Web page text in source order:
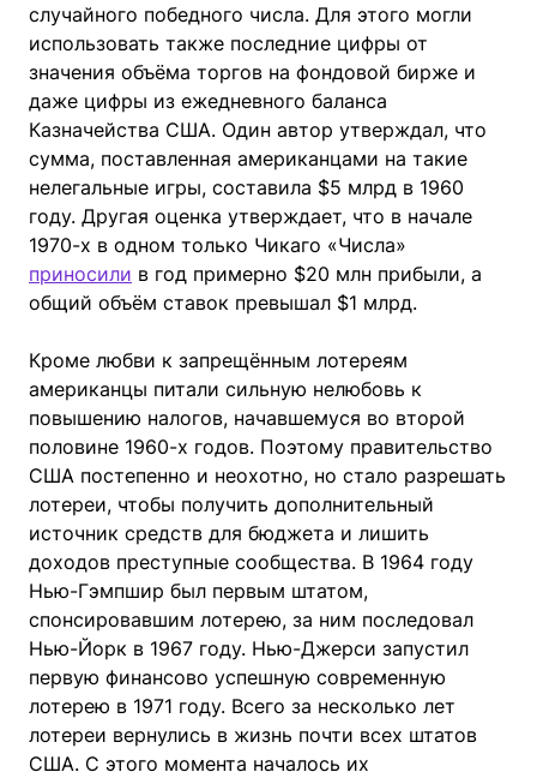
случайного победного числа. Для этого могли
использовать также последние цифры от
значения объёма торгов на фондовой бирже и
даже цифры из ежедневного баланса
Казначейства США. Один автор утверждал, что
сумма, поставленная американцами на такие
нелегальные игры, составила $5 млрд в 1960
году. Другая оценка утверждает, что в начале
1970-х в одном только Чикаго «Числа»
приносили в год примерно $20 млн прибыли, а
общий объём ставок превышал $1 млрд.
Кроме любви к запрещённым лотереям
американцы питали сильную нелюбовь к
повышению налогов, начавшемуся во второй
половине 1960-х годов. Поэтому правительство
США постепенно и неохотно, но стало разрешать
лотереи, чтобы получить дополнительный
источник средств для бюджета и лишить
доходов преступные сообщества. В 1964 году
Нью-Гэмпшир был первым штатом,
спонсировавшим лотерею, за ним последовал
Нью-Йорк в 1967 году. Нью-Джерси запустил
первую финансово успешную современную
лотерею в 1971 году. Всего за несколько лет
лотереи вернулись в жизнь почти всех штатов
США. С этого момента началось их